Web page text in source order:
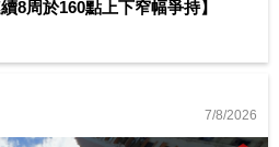
8周於160點上下窄幅爭持】
7/8/2026